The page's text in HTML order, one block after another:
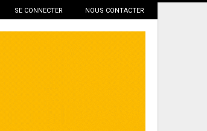
SE CONNECTER NOUS CONTACTER